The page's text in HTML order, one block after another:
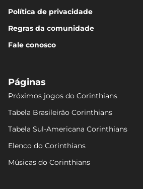
Política de privacidade
Regras da comunidade
Fale conosco
Páginas
Próximos jogos do Corinthians
Tabela Brasileirão Corinthians
Tabela Sul-Americana Corinthians
Elenco do Corinthians
Músicas do Corinthians